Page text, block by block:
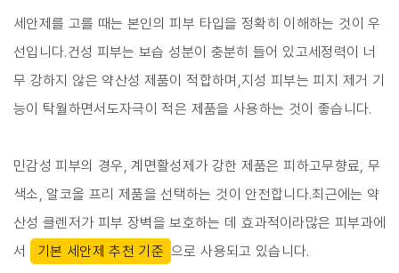
세안제를 고를 때는 본인의 피부 타입을 정확히 이해하는 것이 우
선입니다.건성 피부는 보습 성분이 충분히 들어 있고세정력이 너
무 강하지 않은 약산성 제품이 적합하며,지성 피부는 피지 제거 기
능이 탁월하면서도자극이 적은 제품을 사용하는 것이 좋습니다.
민감성 피부의 경우, 계면활성제가 강한 제품은 피하고무향료, 무
색소, 알코올 프리 제품을 선택하는 것이 안전합니다.최근에는 약
산성 클렌저가 피부 장벽을 보호하는 데 효과적이라많은 피부과에
서
기본 세안제 추천 기준 으로 사용되고 있습니다.